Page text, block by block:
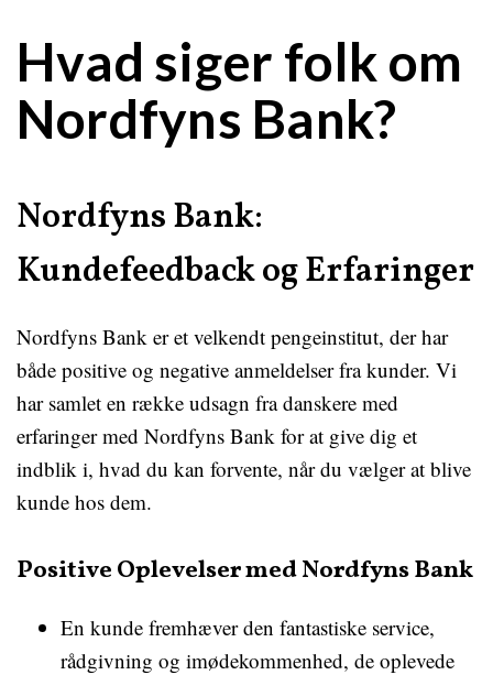
Hvad siger folk om
Nordfyns Bank?
Nordfyns Bank:
Kundefeedback og Erfaringer
Nordfyns Bank er et velkendt pengeinstitut, der har
både positive og negative anmeldelser fra kunder. Vi
har samlet en række udsagn fra danskere med
erfaringer med Nordfyns Bank for at give dig et
indblik i, hvad du kan forvente, når du vælger at blive
kunde hos dem.
Positive Oplevelser med Nordfyns Bank
En kunde fremhæver den fantastiske service,
rådgivning og imødekommenhed, de oplevede